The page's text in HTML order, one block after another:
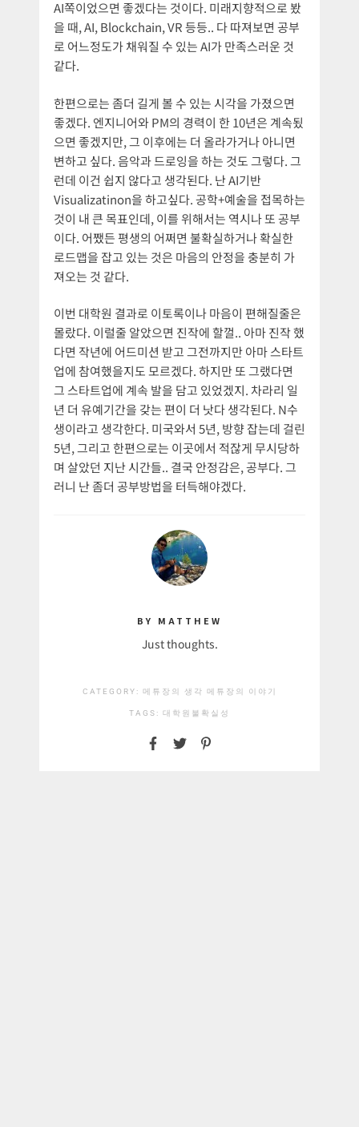
AI쪽이었으면 좋겠다는 것이다. 미래지향적으로 봤
을 때, AI, Blockchain, VR 등등.. 다 따져보면 공부
로 어느정도가 채워질 수 있는 AI가 만족스러운 것
같다.
한편으로는 좀더 길게 볼 수 있는 시각을 가졌으면
좋겠다. 엔지니어와 PM의 경력이 한 10년은 계속됬
으면 좋겠지만, 그 이후에는 더 올라가거나 아니면
변하고 싶다. 음악과 드로잉을 하는 것도 그렇다. 그
런데 이건 쉽지 않다고 생각된다. 난 AI기반
Visualizatinon을 하고싶다. 공학+예술을 접목하는
것이 내 큰 목표인데, 이를 위해서는 역시나 또 공부
이다. 어쨌든 평생의 어쩌면 불확실하거나 확실한
로드맵을 잡고 있는 것은 마음의 안정을 충분히 가
져오는 것 같다.
이번 대학원 결과로 이토록이나 마음이 편해질줄은
몰랐다. 이럴줄 알았으면 진작에 할껄.. 아마 진작 했
다면 작년에 어드미션 받고 그전까지만 아마 스타트
업에 참여했을지도 모르겠다. 하지만 또 그랬다면
그 스타트업에 계속 발을 담고 있었겠지. 차라리 일
년 더 유예기간을 갖는 편이 더 낫다 생각된다. N수
생이라고 생각한다. 미국와서 5년, 방향 잡는데 걸린
5년, 그리고 한편으로는 이곳에서 적잖게 무시당하
며 살았던 지난 시간들.. 결국 안정감은, 공부다. 그
러니 난 좀더 공부방법을 터득해야겠다.
BY MATTHEW
Just thoughts.
CATEGORY: 메튜장의 생각 메튜장의 이야기
TAGS: 대학원 불확실성